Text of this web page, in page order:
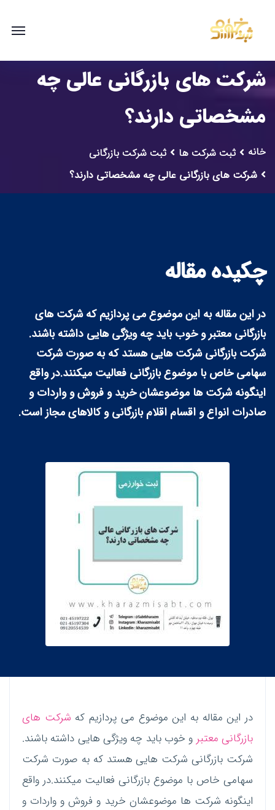
شرکت های بازرگانی عالی چه
مشخصاتی دارند؟
خانه ثبت شرکت ها
ثبت شرکت بازرگانی
شرکت های بازرگانی عالی چه مشخصاتی دارند؟
چکیده مقاله
در این مقاله به این موضوع می پردازیم که شرکت های
بازرگانی معتبر و خوب باید چه ویژگی هایی داشته باشند.
شرکت بازرگانی شرکت هایی هستد که به صورت شرکت
سهامی خاص با موضوع بازرگانی فعالیت میکنند.در واقع
اینگونه شرکت ها موضوعشان خرید و فروش و واردات و
صادرات انواع و اقسام اقلام بازرگانی و کالاهای مجاز است.
در این مقاله به این موضوع می پردازیم که شرکت های
بازرگانی معتبر و خوب باید چه ویژگی هایی داشته باشند.
شرکت بازرگانی شرکت هایی هستد که به صورت شرکت
سهامی خاص با موضوع بازرگانی فعالیت میکنند.در واقع
اینگونه شرکت ها موضوعشان خرید و فروش و واردات و